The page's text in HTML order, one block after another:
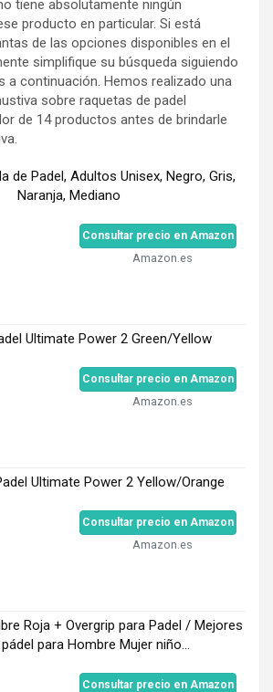
tiene absolutamente ningún
producto en particular. Si está
de las opciones disponibles en el
simplifique su búsqueda siguiendo
a continuación. Hemos realizado una
sobre raquetas de padel
de 14 productos antes de brindarle
de Padel, Adultos Unisex, Negro, Gris,
Naranja, Mediano
Consultar precio en Amazon
Amazon.es
Ultimate Power 2 Green/Yellow
Consultar precio en Amazon
Amazon.es
Ultimate Power 2 Yellow/Orange
Consultar precio en Amazon
Amazon.es
Roja + Overgrip para Padel / Mejores
para Hombre Mujer niño...
Consultar precio en Amazon